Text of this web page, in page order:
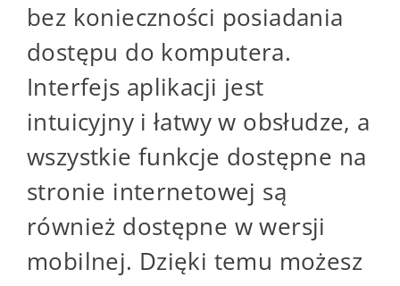
bez konieczności posiadania
dostępu do komputera.
Interfejs aplikacji jest
intuicyjny i łatwy w obsłudze, a
wszystkie funkcje dostępne na
stronie internetowej są
również dostępne w wersji
mobilnej. Dzięki temu możesz